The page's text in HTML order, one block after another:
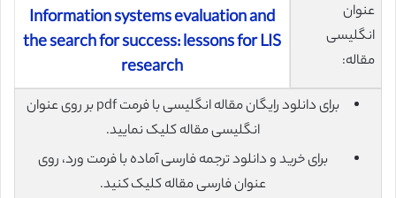
عنوان
انگلیسی
مقاله:
Information systems evaluation and
the search for success: lessons for LIS
research
برای دانلود رایگان مقاله انگلیسی با فرمت pdf بر روی عنوان
انگلیسی مقاله کلیک نمایید.
برای خرید و دانلود ترجمه فارسی آماده با فرمت ورد، روی
عنوان فارسی مقاله کلیک کنید.